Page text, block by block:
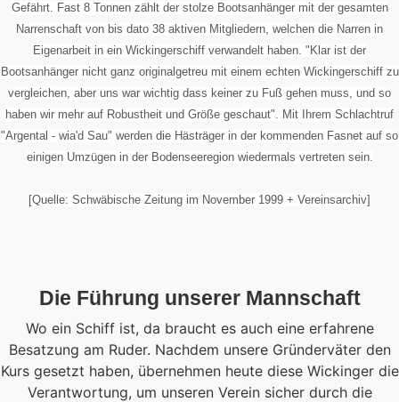
Gefährt. Fast 8 Tonnen zählt der stolze Bootsanhänger mit der gesamten
Narrenschaft von bis dato 38 aktiven Mitgliedern, welchen die Narren in
Eigenarbeit in ein Wickingerschiff verwandelt haben. "Klar ist der
Bootsanhänger nicht ganz originalgetreu mit einem echten Wickingerschiff zu
vergleichen, aber uns war wichtig dass keiner zu Fuß gehen muss, und so
haben wir mehr auf Robustheit und Größe geschaut". Mit Ihrem Schlachtruf
"Argental - wia'd Sau" werden die Hästräger in der kommenden Fasnet auf so
einigen Umzügen in der Bodenseeregion wiedermals vertreten sein.
[Quelle: Schwäbische Zeitung im November 1999 + Vereinsarchiv]
Die Führung unserer Mannschaft
Wo ein Schiff ist, da braucht es auch eine erfahrene
Besatzung am Ruder. Nachdem unsere Gründerväter den
Kurs gesetzt haben, übernehmen heute diese Wickinger die
Verantwortung, um unseren Verein sicher durch die